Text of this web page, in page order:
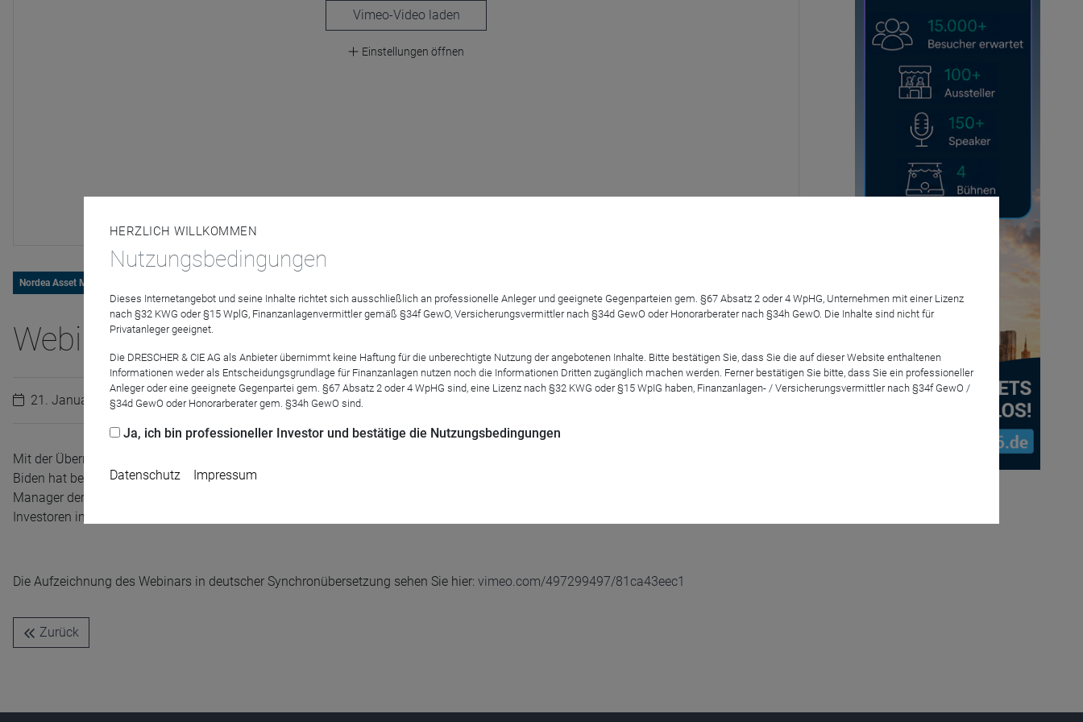
laden
Einstellungen öffnen
Nordea Asset Management
Webinar: „Build back better“ mit Infrastruktur
21. Januar 2021
Mit der Übernahme der Regierungsgeschäfte durch den neuen US-Präsidenten steht das Thema Infrastruktur nun im Rampenlicht. Denn:
Biden hat bereits angekündigt, verstärkt in Infrastruktur investieren zu wollen. Jeremy Anagnos, CBRE Clarion Securities und Portfolio-
Manager der Global Listed Infrastructure Strategie von Nordea, beleuchtet die vielen Möglichkeiten, die diese einzigartige Anlageklasse
Investoren im Jahr 2021 bietet.
Die Aufzeichnung des Webinars in deutscher Synchronübersetzung sehen Sie hier: vimeo.com/497299497/81ca43eec1
Zurück
HERZLICH WILLKOMMEN
Nutzungsbedingungen
Dieses Internetangebot und seine Inhalte richtet sich ausschließlich an professionelle Anleger und geeignete Gegenparteien gem. §67 Absatz 2 oder 4 WpHG, Unternehmen mit einer Lizenz
nach §32 KWG oder §15 WplG, Finanzanlagenvermittler gemäß §34f GewO, Versicherungsvermittler nach §34d GewO oder Honorarberater nach §34h GewO. Die Inhalte sind nicht für
Privatanleger geeignet.
Die DRESCHER & CIE AG als Anbieter übernimmt keine Haftung für die unberechtigte Nutzung der angebotenen Inhalte. Bitte bestätigen Sie, dass Sie die auf dieser Website enthaltenen
Informationen weder als Entscheidungsgrundlage für Finanzanlagen nutzen noch die Informationen Dritten zugänglich machen werden. Ferner bestätigen Sie bitte, dass Sie ein professioneller
Anleger oder eine geeignete Gegenpartei gem. §67 Absatz 2 oder 4 WpHG sind, eine Lizenz nach §32 KWG oder §15 WpIG haben, Finanzanlagen- / Versicherungsvermittler nach §34f GewO /
§34d GewO oder Honorarberater gem. §34h GewO sind.
Ja, ich bin professioneller Investor und bestätige die Nutzungsbedingungen
Datenschutz Impressum